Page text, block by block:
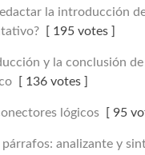
la introducción
[ 195 votes ]
y la conclusión
[ 136 votes ]
lógicos[ 95
párrafos: analizante y